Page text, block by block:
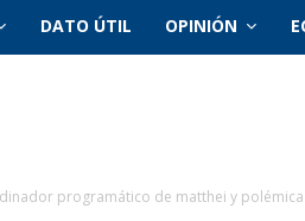
DATO ÚTIL OPINIÓN
programático de matthei y polémica